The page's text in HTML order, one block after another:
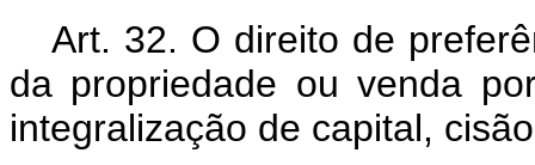
Art. 32. O direito de
da propriedade ou venda
integralização de capital,